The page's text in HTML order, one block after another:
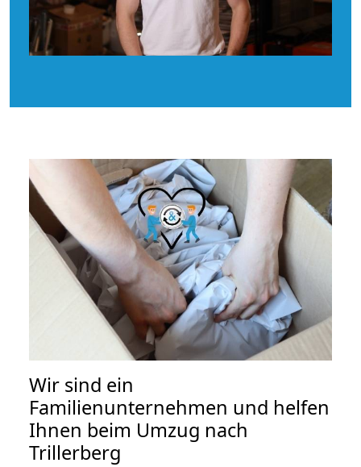
Wir sind ein
Familienunternehmen und helfen
Ihnen beim Umzug nach
Trillerberg